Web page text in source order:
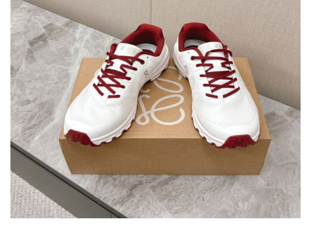
録
ー
管
理
ら
せ2026人気特集
バッグ
財布
時計
服
ズボン
衣装セット
靴
住まい用品
アクセサリー
ベルト
スカーフ
アイフォーンケ
ース
小物
新
製
品